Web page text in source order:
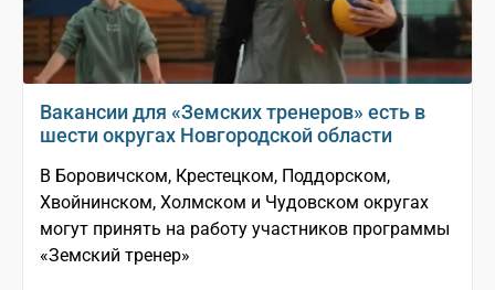
Вакансии для «Земских тренеров» есть в
шести округах Новгородской области
В Боровичском, Крестецком, Поддорском,
Хвойнинском, Холмском и Чудовском округах
могут принять на работу участников программы
«Земский тренер»